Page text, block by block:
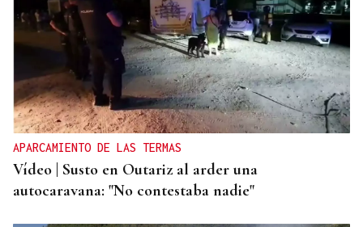
APARCAMIENTO DE LAS TERMAS
Vídeo | Susto en Outariz al arder una
autocaravana: "No contestaba nadie"